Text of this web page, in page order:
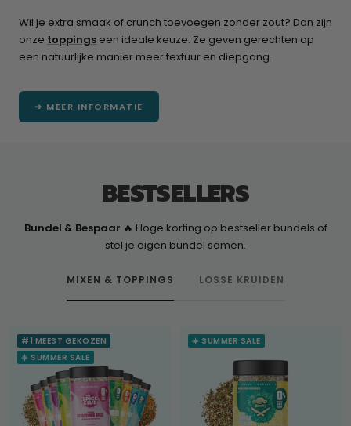
Wil je extra smaak of crunch toevoegen zonder zout? Dan zijn
onze toppings een ideale keuze. Ze geven gerechten op
een natuurlijke manier meer textuur en diepgang.
➔ MEER INFORMATIE
BESTSELLERS
Bundel & Bespaar 🔥 Hoge korting op bestseller bundels of
stel je eigen bundel samen.
MIXEN & TOPPINGS LOSSE KRUIDEN
#1 MEEST GEKOZEN
☀️ SUMMER SALE
☀️ SUMMER SALE